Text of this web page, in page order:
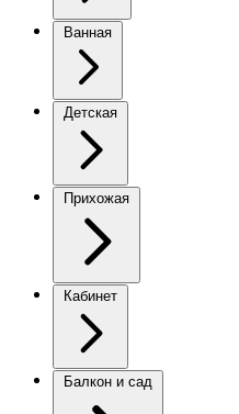
Ванная
Детская
Прихожая
Кабинет
Балкон и сад